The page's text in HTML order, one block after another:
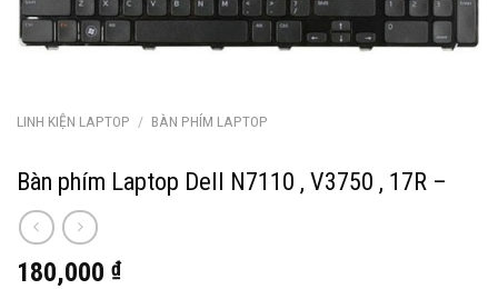
LINH KIỆN LAPTOP / BÀN PHÍM LAPTOP
Bàn phím Laptop Dell N7110 , V3750 , 17R –
180,000 ₫